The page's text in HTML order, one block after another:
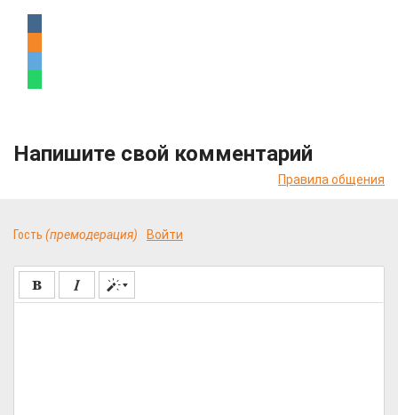
Напишите свой комментарий
Правила общения
Гость (премодерация) Войти